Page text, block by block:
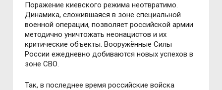
Поражение киевского режима неотвратимо.
Динамика, сложившаяся в зоне специальной
военной операции, позволяет российской армии
методично уничтожать неонацистов и их
критические объекты. Вооружённые Силы
России ежедневно добиваются новых успехов в
зоне СВО.
Так, в последнее время российские войска